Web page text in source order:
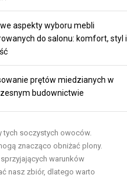
aspekty wyboru mebli
do salonu: komfort, styl i
prętów miedzianych w
budownictwie
tych soczystych owoców.
znacząco obniżać plony.
warunków
nasz zbiór, dlatego warto